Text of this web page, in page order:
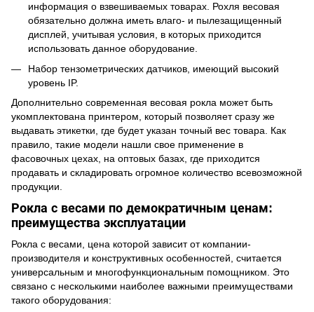
информация о взвешиваемых товарах. Рохля весовая
обязательно должна иметь влаго- и пылезащищенный
дисплей, учитывая условия, в которых приходится
использовать данное оборудование.
Набор тензометрических датчиков, имеющий высокий
уровень IP.
Дополнительно современная весовая рокла может быть
укомплектована принтером, который позволяет сразу же
выдавать этикетки, где будет указан точный вес товара. Как
правило, такие модели нашли свое применение в
фасовочных цехах, на оптовых базах, где приходится
продавать и складировать огромное количество всевозможной
продукции.
Рокла с весами по демократичным ценам:
преимущества эксплуатации
Рокла с весами, цена которой зависит от компании-
производителя и конструктивных особенностей, считается
универсальным и многофункциональным помощником. Это
связано с несколькими наиболее важными преимуществами
такого оборудования: